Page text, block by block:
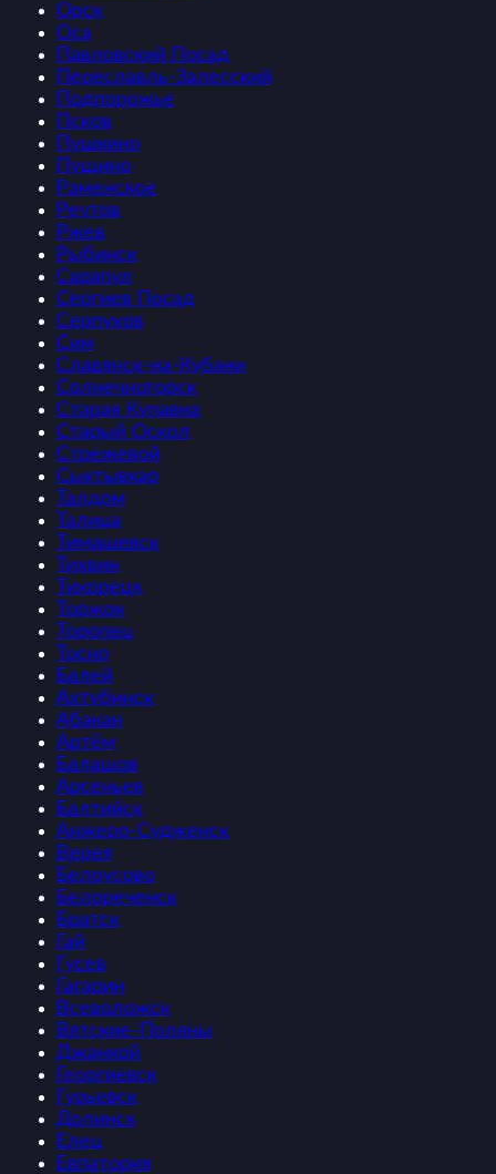
Орск
Оса
Павловский Посад
Переславль-Залесский
Подпорожье
Псков
Пушкино
Пущино
Раменское
Реутов
Ржев
Рыбинск
Сарапул
Сергиев Посад
Серпухов
Сим
Славянск-на-Кубани
Солнечногорск
Старая Купавна
Старый Оскол
Стрежевой
Сыктывкар
Талдом
Талица
Тимашевск
Тихвин
Тихорецк
Торжок
Торопец
Тосно
Балей
Ахтубинск
Абакан
Артём
Балашов
Арсеньев
Балтийск
Анжеро-Судженск
Верея
Белоусово
Белореченск
Братск
Гай
Гусев
Гагарин
Всеволожск
Вятские-Поляны
Джанкой
Георгиевск
Гурьевск
Долинск
Елец
Евпатория